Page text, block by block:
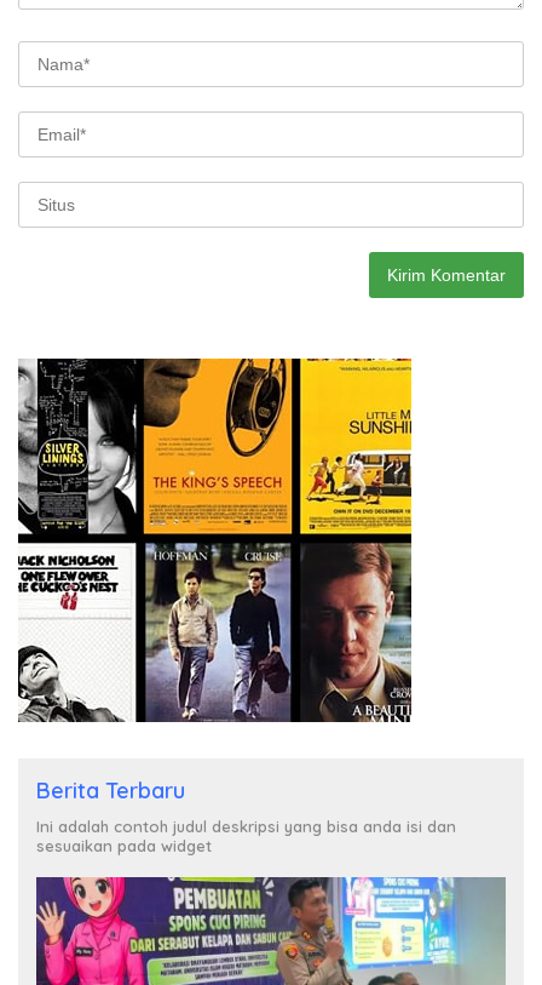
Berita Terbaru
Ini adalah contoh judul deskripsi yang bisa anda isi dan
sesuaikan pada widget